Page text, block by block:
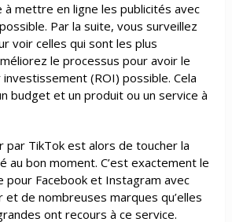
à mettre en ligne les publicités avec
Par la suite, vous surveillez
voir celles qui sont les plus
le processus pour avoir le
(ROI) possible. Cela
budget et un produit ou un service à
par TikTok est alors de toucher la
au bon moment. C’est exactement le
pour Facebook et Instagram avec
et de nombreuses marques qu’elles
ont recours à ce service.